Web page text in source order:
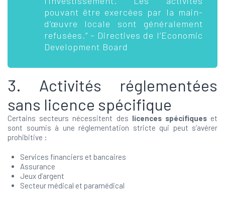
pouvant être exercées par la main-
d’œuvre locale sont généralement
refusées.” – Directives de l’Economic
Development Board
3. Activités réglementées
sans licence spécifique
Certains secteurs nécessitent des licences spécifiqueset
sont soumis à une réglementation stricte qui peut s’avérer
prohibitive :
Services financiers et bancaires
Assurance
Jeux d’argent
Secteur médical et paramédical